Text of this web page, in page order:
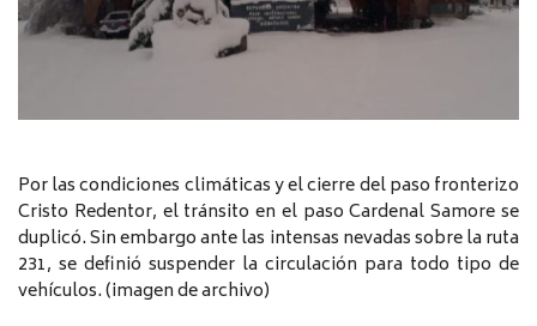
Por las condiciones climáticas y el cierre del paso fronterizo
Cristo Redentor, el tránsito en el paso Cardenal Samore se
duplicó. Sin embargo ante las intensas nevadas sobre la ruta
231, se definió suspender la circulación para todo tipo de
vehículos. (imagen de archivo)